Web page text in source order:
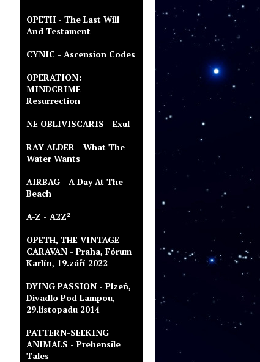
OPETH - The Last Will
And Testament
CYNIC - Ascension Codes
OPERATION:
MINDCRIME -
Resurrection
NE OBLIVISCARIS - Exul
RAY ALDER - What The
Water Wants
AIRBAG - A Day At The
Beach
A-Z - A2Z²
OPETH, THE VINTAGE
CARAVAN - Praha, Fórum
Karlín, 19.září 2022
DYING PASSION - Plzeň,
Divadlo Pod Lampou,
29.listopadu 2014
PATTERN-SEEKING
ANIMALS - Prehensile
Tales